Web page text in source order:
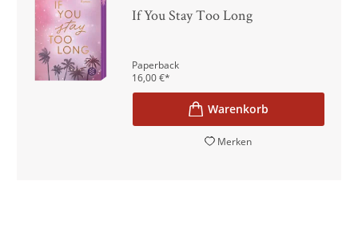
If You Stay Too Long
Paperback
16,00€*
Merken